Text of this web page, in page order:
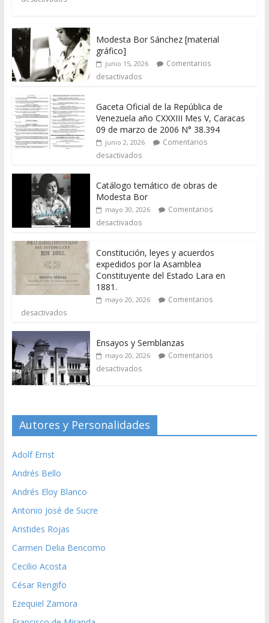
Modesta Bor Sánchez [material
gráfico]
junio 15, 2026
Comentarios
desactivados
Gaceta Oficial de la República de
Venezuela año CXXXIII Mes V, Caracas
09 de marzo de 2006 N° 38.394
junio 2, 2026
Comentarios
desactivados
Catálogo temático de obras de
Modesta Bor
mayo 30, 2026
Comentarios
desactivados
Constitución, leyes y acuerdos
expedidos por la Asamblea
Constituyente del Estado Lara en
1881.
mayo 20, 2026
Comentarios
desactivados
Ensayos y Semblanzas
mayo 20, 2026
Comentarios
desactivados
Autores y Personalidades
Adolf Ernst
Andrés Bello
Andrés Eloy Blanco
Antonio José de Sucre
Aristides Rojas
Carmen Delia Bencomo
Cecilio Acosta
César Rengifo
Ezequiel Zamora